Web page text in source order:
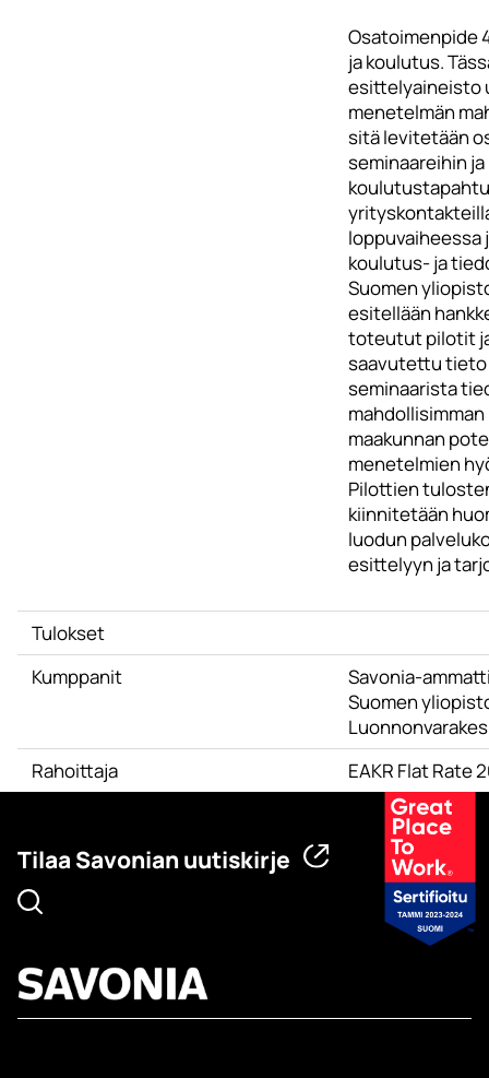
Osatoimenpide
ja koulutus.
esittelyaineisto
menetelmän
sitä levitetään
seminaareihin ja
koulutus- ja
Suomen
esitellään
toteutut pilotit
saavutettu tieto
seminaarista
maakunnan
menetelmien
Pilottien
kiinnitetään
luodun
esittelyyn ja
Tulokset
Kumppanit
Savonia-
Suomen
Rahoittaja
EAKR Flat Rate
Tilaa Savonian uutiskirje